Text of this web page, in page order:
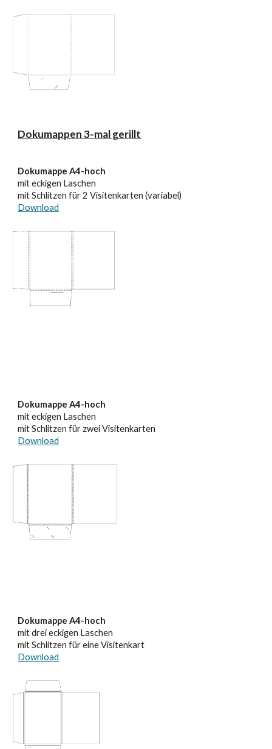
Dokumappen3-mal gerillt
Dokumappe A4-hoch
mit eckigen Laschen
mit Schlitzen für 2 Visitenkarten (variabel)
Download
Dokumappe A4-hoch
mit eckigen Laschen
mit Schlitzen für zwei Visitenkarten
Download
Dokumappe A4-hoch
mit drei eckigen Laschen
mit Schlitzen füreineVisitenkart
Download